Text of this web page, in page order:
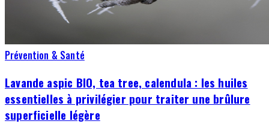
Prévention & Santé
Lavande aspic BIO, tea tree, calendula : les huiles
essentielles à privilégier pour traiter une brûlure
superficielle légère